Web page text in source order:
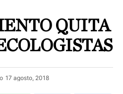
QUITA
17 agosto, 2018